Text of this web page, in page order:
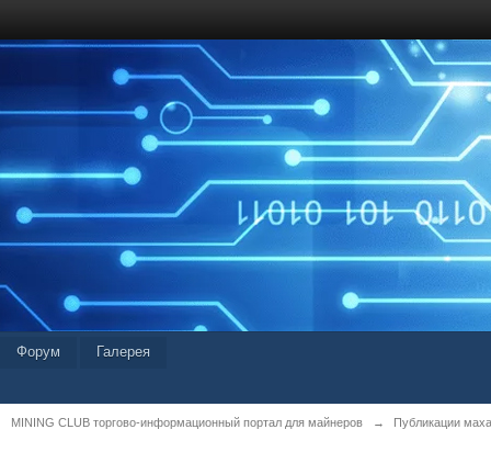
Форум Галерея
MINING CLUB торгово-информационный портал для майнеров → Публикации